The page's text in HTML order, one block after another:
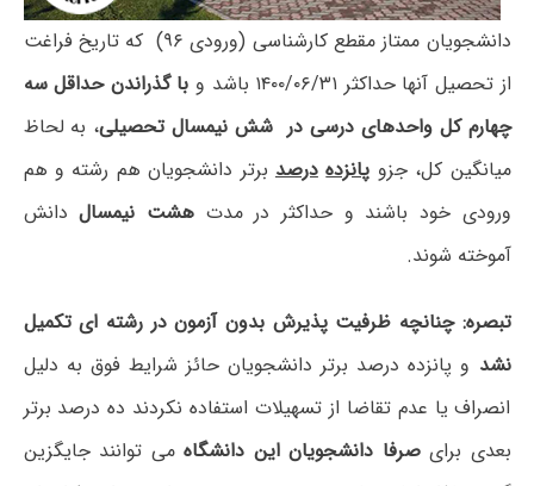
دانشجویان ممتاز مقطع کارشناسی (ورودی ۹۶) که تاریخ فراغت
از تحصیل آنها حداکثر ۱۴۰۰/۰۶/۳۱ باشد و
با گذراندنحداقل سه
چهارم کل واحد­های درسی در شش نیمسال تحصیلی، به لحاظ
میانگین کل، جزو پانزده درصد برتر دانشجویان هم رشته و هم
ورودی خود باشند و حداکثر در مدتهشت نیمسالدانش
آموخته شوند.
تبصره: چنانچه ظرفیت پذیرش بدون آزمون در رشته ­ای تکمیل
نشد و پانزده درصد برتر دانشجویان حائز شرایط فوق به دلیل
انصراف یا عدم تقاضا از تسهیلات استفاده نکردند ده درصد برتر
بعدی برایصرفا دانشجویان این دانشگاه می توانند جایگزین